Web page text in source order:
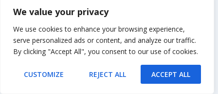
We value your privacy
We use cookies to enhance your browsing experience,
serve personalized ads or content, and analyze our traffic.
By clicking "Accept All", you consent to our use of cookies.
CUSTOMIZE REJECT ALL ACCEPT ALL
moderne tvrtke
Zašto sve više tvrtki ulaže u kvalitetne brodske
palete?
Sklad među susjedima: ključ za miran i kvalitetan
zajednički život